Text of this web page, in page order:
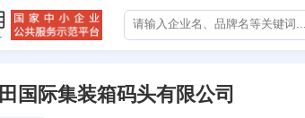
国际集装箱码头有限公司